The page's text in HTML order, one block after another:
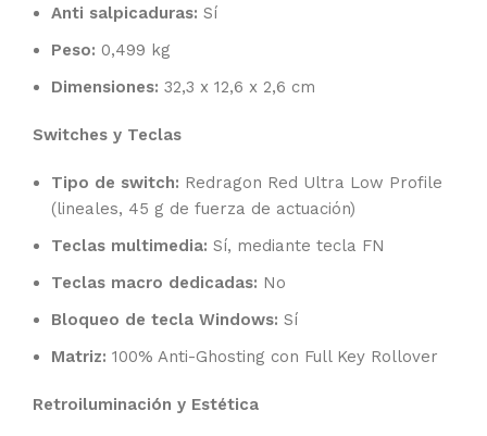
Anti salpicaduras: Sí
Peso: 0,499 kg
Dimensiones: 32,3 x 12,6 x 2,6 cm
Switches y Teclas
Tipo de switch: Redragon Red Ultra Low Profile
(lineales, 45 g de fuerza de actuación)
Teclas multimedia: Sí, mediante tecla FN
Teclas macro dedicadas: No
Bloqueo de tecla Windows: Sí
Matriz: 100% Anti-Ghosting con Full Key Rollover
Retroiluminación y Estética